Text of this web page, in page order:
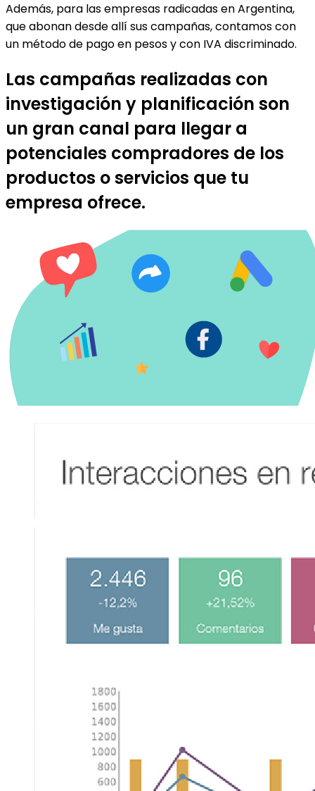
Además, para las empresas radicadas en Argentina,
que abonan desde allí sus campañas, contamos con
un método de pago en pesos y con IVA discriminado.
Las campañas realizadas con
investigación y planificación son
un gran canal para llegar a
potenciales compradores de los
productos o servicios que tu
empresa ofrece.